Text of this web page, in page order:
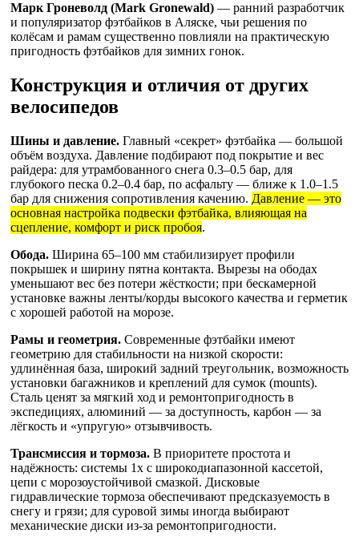
Марк Гроневолд (Mark Gronewald) — ранний разработчик
и популяризатор фэтбайков в Аляске, чьи решения по
колёсам и рамам существенно повлияли на практическую
пригодность фэтбайков для зимних гонок.
Конструкция и отличия от других
велосипедов
Шины и давление. Главный «секрет» фэтбайка — большой
объём воздуха. Давление подбирают под покрытие и вес
райдера: для утрамбованного снега 0.3–0.5 бар, для
глубокого песка 0.2–0.4 бар, по асфальту — ближе к 1.0–1.5
бар для снижения сопротивления качению. Давление — это
основная настройка подвески фэтбайка, влияющая на
сцепление, комфорт и риск пробоя.
Обода. Ширина 65–100 мм стабилизирует профили
покрышек и ширину пятна контакта. Вырезы на ободах
уменьшают вес без потери жёсткости; при бескамерной
установке важны ленты/корды высокого качества и герметик
с хорошей работой на морозе.
Рамы и геометрия. Современные фэтбайки имеют
геометрию для стабильности на низкой скорости:
удлинённая база, широкий задний треугольник, возможность
установки багажников и креплений для сумок (mounts).
Сталь ценят за мягкий ход и ремонтопригодность в
экспедициях, алюминий — за доступность, карбон — за
лёгкость и «упругую» отзывчивость.
Трансмиссия и тормоза. В приоритете простота и
надёжность: системы 1x с широкодиапазонной кассетой,
цепи с морозоустойчивой смазкой. Дисковые
гидравлические тормоза обеспечивают предсказуемость в
снегу и грязи; для суровой зимы иногда выбирают
механические диски из-за ремонтопригодности.